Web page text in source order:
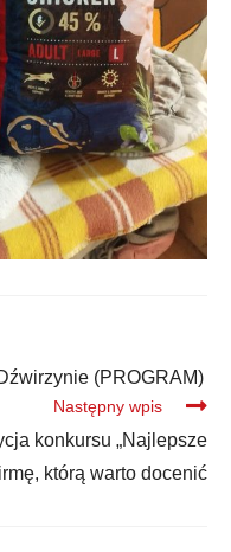
(PROGRAM)
Następny wpis
konkursu „Najlepsze
którą warto docenić